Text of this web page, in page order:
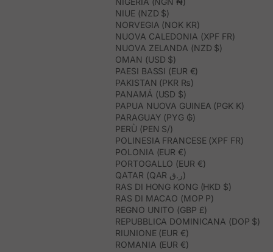
NIUE (NZD $)
NORVEGIA (NOK KR)
NUOVA CALEDONIA (XPF FR)
NUOVA ZELANDA (NZD $)
OMAN (USD $)
PAESI BASSI (EUR €)
PAKISTAN (PKR ₨)
PANAMÁ (USD $)
PAPUA NUOVA GUINEA (PGK K)
PARAGUAY (PYG ₲)
PERÙ (PEN S/)
POLINESIA FRANCESE (XPF FR)
POLONIA (EUR €)
PORTOGALLO (EUR €)
QATAR (QAR ر.ق)
RAS DI HONG KONG (HKD $)
RAS DI MACAO (MOP P)
REGNO UNITO (GBP £)
REPUBBLICA DOMINICANA (DOP $)
RIUNIONE (EUR €)
ROMANIA (EUR €)